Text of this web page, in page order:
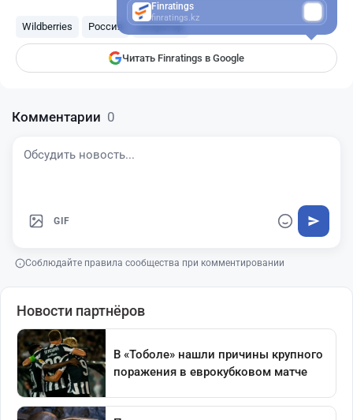
Wildberries Россия оператор
Читать Finratings в Google
Finratings
finratings.kz
Комментарии 0
GIF
Соблюдайте правила сообщества при комментировании